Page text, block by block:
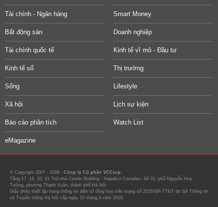
Tài chính - Ngân hàng Smart Money
Bất động sản Doanh nghiệp
Tài chính quốc tế Kinh tế vĩ mô - Đầu tư
Kinh tế số Thị trường
Sống Lifestyle
Xã hội Lịch sự kiện
Báo cáo phân tích Watch List
eMagazine
© Copyright 2007 - 2026 - Công ty Cổ phần VCCorp.
Tầng 17, 19, 20, 21 Toà nhà Center Building - Hapulico Complex, Số 01, phố Nguyễn Huy
Tưởng, phường Thanh Xuân, thành phố Hà Nội
Giấy phép thiết lập trang thông tin điện tử tổng hợp trên mạng số 2216/GP-TTĐT do Sở Thông tin
và Truyền thông Hà Nội cấp ngày 10 tháng 4 năm 2019.